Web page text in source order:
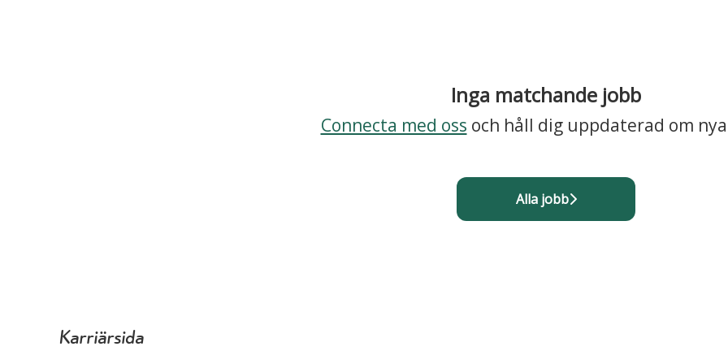
Inga matchande jobb
Connecta med oss och håll dig uppdaterad om
Alla jobb
Karriärsida